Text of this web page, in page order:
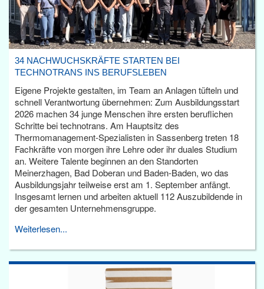
34 NACHWUCHSKRÄFTE STARTEN BEI
TECHNOTRANS INS BERUFSLEBEN
Eigene Projekte gestalten, im Team an Anlagen tüfteln und
schnell Verantwortung übernehmen: Zum Ausbildungsstart
2026 machen 34 junge Menschen ihre ersten beruflichen
Schritte bei technotrans. Am Hauptsitz des
Thermomanagement-Spezialisten in Sassenberg treten 18
Fachkräfte von morgen ihre Lehre oder ihr duales Studium
an. Weitere Talente beginnen an den Standorten
Meinerzhagen, Bad Doberan und Baden-Baden, wo das
Ausbildungsjahr teilweise erst am 1. September anfängt.
Insgesamt lernen und arbeiten aktuell 112 Auszubildende in
der gesamten Unternehmensgruppe.
Weiterlesen...